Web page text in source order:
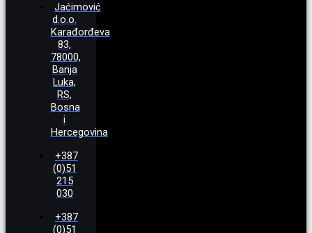
Jaćimović
d.o.o.
Karađorđeva
83,
78000,
Banja
Luka,
RS,
Bosna
i
Hercegovina
+387
(0)51
215
030
+387
(0)51